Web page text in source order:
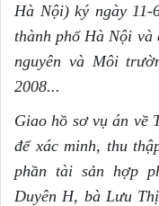
Hà Nội) ký ngày 11-
thành phố Hà Nội và
nguyên và Môi
2008...
Giao hồ sơ vụ án về
để xác minh, thu
phần tài sản hợp
Duyên H, bà Lưu